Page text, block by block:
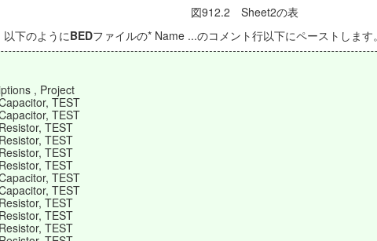
図912.2 Sheet2の表
下のようにBEDファイルの* Name ...のコメント行以下にペーストします。
, Project
TEST
TEST
TEST
TEST
TEST
TEST
TEST
TEST
TEST
TEST
TEST